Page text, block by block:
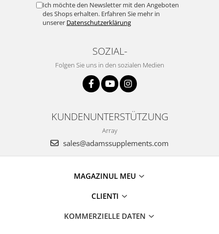
Ich möchte den Newsletter mit den Angeboten
des Shops erhalten. Erfahren Sie mehr in
unserer Datenschutzerklärung
SOZIAL-
Folgen Sie uns in den sozialen Medien
KUNDENUNTERSTÜTZUNG
Array
sales@adamssupplements.com
MAGAZINUL MEU
CLIENTI
KOMMERZIELLE DATEN